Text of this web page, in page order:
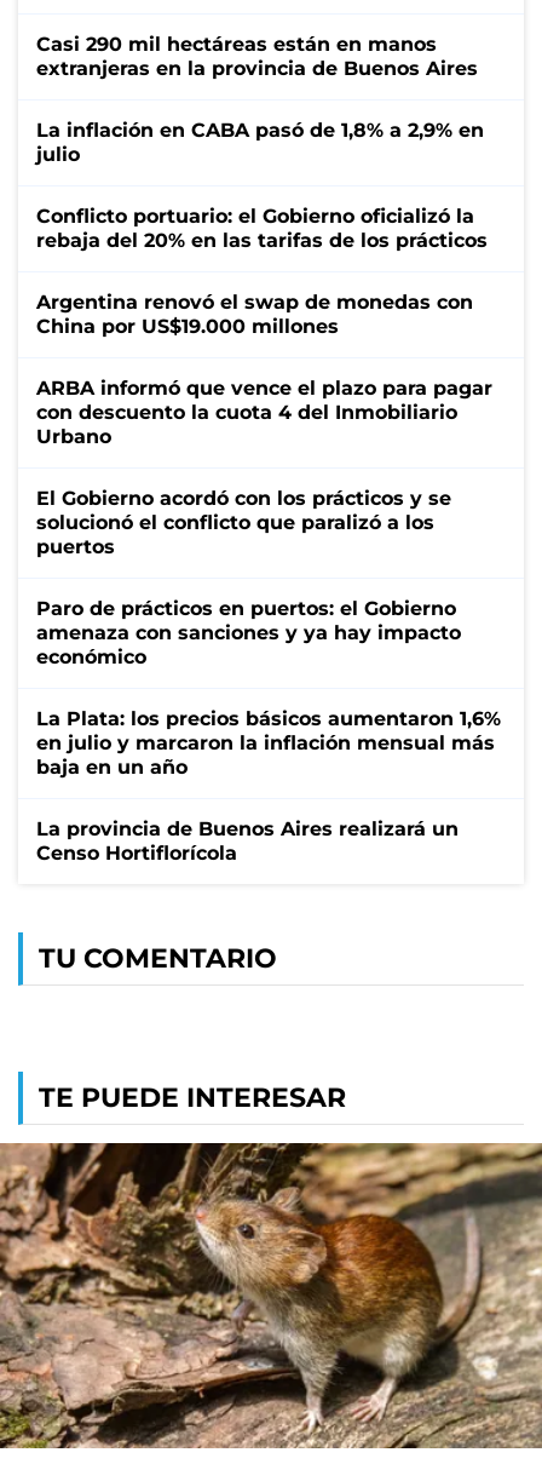
Casi 290 mil hectáreas están en manos
extranjeras en la provincia de Buenos Aires
La inflación en CABA pasó de 1,8% a 2,9% en
julio
Conflicto portuario: el Gobierno oficializó la
rebaja del 20% en las tarifas de los prácticos
Argentina renovó el swap de monedas con
China por US$19.000 millones
ARBA informó que vence el plazo para pagar
con descuento la cuota 4 del Inmobiliario
Urbano
El Gobierno acordó con los prácticos y se
solucionó el conflicto que paralizó a los
puertos
Paro de prácticos en puertos: el Gobierno
amenaza con sanciones y ya hay impacto
económico
La Plata: los precios básicos aumentaron 1,6%
en julio y marcaron la inflación mensual más
baja en un año
La provincia de Buenos Aires realizará un
Censo Hortiflorícola
TU COMENTARIO
TE PUEDE INTERESAR